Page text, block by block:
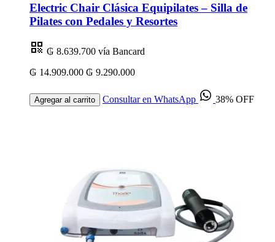
Electric Chair Clásica Equipilates – Silla de
Pilates con Pedales y Resortes
₲ 8.639.700 vía Bancard
₲ 14.909.000 ₲ 9.290.000
Agregar al carrito Consultar en WhatsApp 38% OFF